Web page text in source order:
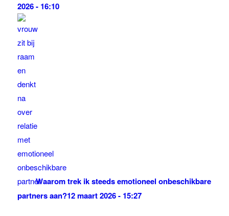
2026 - 16:10
Waarom trek ik steeds emotioneel onbeschikbare
partners aan?12 maart 2026 - 15:27